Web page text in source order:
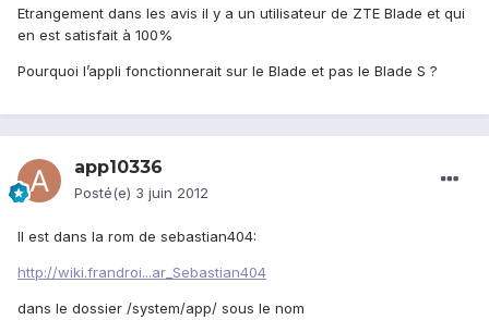
Etrangement dans les avis il y a un utilisateur de ZTE Blade et qui
en est satisfait à 100%
Pourquoi l’appli fonctionnerait sur le Blade et pas le Blade S ?
app10336
Posté(e) 3 juin 2012
Il est dans la rom de sebastian404:
http://wiki.frandroi...ar_Sebastian404
dans le dossier /system/app/ sous le nom